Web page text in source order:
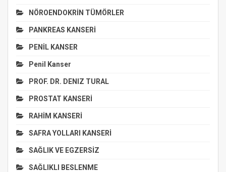
NÖROENDOKRİN TÜMÖRLER
PANKREAS KANSERİ
PENİL KANSER
Penil Kanser
PROF. DR. DENIZ TURAL
PROSTAT KANSERİ
RAHİM KANSERİ
SAFRA YOLLARI KANSERİ
SAĞLIK VE EGZERSİZ
SAĞLIKLI BESLENME